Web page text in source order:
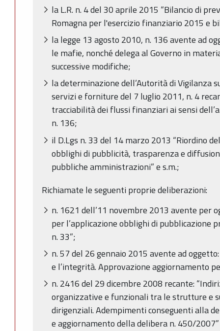
la L.R. n. 4 del 30 aprile 2015 “Bilancio di
Romagna per l'esercizio finanziario 2015 e
la legge 13 agosto 2010, n. 136 avente ad
le mafie, nonché delega al Governo in
successive modifiche;
la determinazione dell’Autorità di Vigilanza
servizi e forniture del 7 luglio 2011, n. 4
tracciabilità dei flussi finanziari ai sensi
n. 136;
il D.Lgs n. 33 del 14 marzo 2013 “Riordino
obblighi di pubblicità, trasparenza e
pubbliche amministrazioni” e s.m.;
Richiamate le seguenti proprie deliberazioni:
n. 1621 dell’11 novembre 2013 avente per
per l’applicazione obblighi di pubblicazione
n. 33”;
n. 57 del 26 gennaio 2015 avente ad
e l’integrità. Approvazione aggiornamento
n. 2416 del 29 dicembre 2008 recante:
organizzative e funzionali tra le strutture e
dirigenziali. Adempimenti conseguenti alla
e aggiornamento della delibera n. 450/2007”